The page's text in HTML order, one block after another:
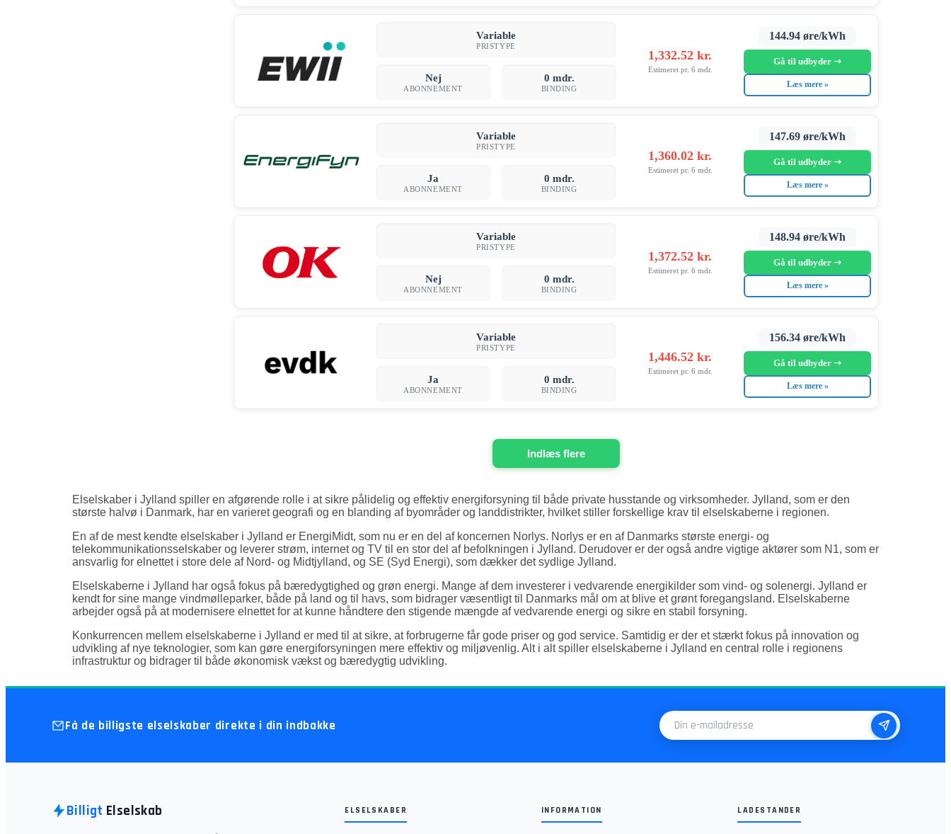
Variable
PRISTYPE
Nej
ABONNEMENT
0 mdr.
BINDING
1,332.52 kr.
Estimeret pr. 6 mdr.
144.94 øre/kWh
Gå til udbyder ➝
Læs mere »
Variable
PRISTYPE
Ja
ABONNEMENT
0 mdr.
BINDING
1,360.02 kr.
Estimeret pr. 6 mdr.
147.69 øre/kWh
Gå til udbyder ➝
Læs mere »
Variable
PRISTYPE
Nej
ABONNEMENT
0 mdr.
BINDING
1,372.52 kr.
Estimeret pr. 6 mdr.
148.94 øre/kWh
Gå til udbyder ➝
Læs mere »
Variable
PRISTYPE
Ja
ABONNEMENT
0 mdr.
BINDING
1,446.52 kr.
Estimeret pr. 6 mdr.
156.34 øre/kWh
Gå til udbyder ➝
Læs mere »
Indlæs flere
Elselskaber i Jylland spiller en afgørende rolle i at sikre pålidelig og effektiv energiforsyning til både private husstande og virksomheder. Jylland, som er den
største halvø i Danmark, har en varieret geografi og en blanding af byområder og landdistrikter, hvilket stiller forskellige krav til elselskaberne i regionen.
En af de mest kendte elselskaber i Jylland er EnergiMidt, som nu er en del af koncernen Norlys. Norlys er en af Danmarks største energi- og
telekommunikationsselskaber og leverer strøm, internet og TV til en stor del af befolkningen i Jylland. Derudover er der også andre vigtige aktører som N1, som er
ansvarlig for elnettet i store dele af Nord- og Midtjylland, og SE (Syd Energi), som dækker det sydlige Jylland.
Elselskaberne i Jylland har også fokus på bæredygtighed og grøn energi. Mange af dem investerer i vedvarende energikilder som vind- og solenergi. Jylland er
kendt for sine mange vindmølleparker, både på land og til havs, som bidrager væsentligt til Danmarks mål om at blive et grønt foregangsland. Elselskaberne
arbejder også på at modernisere elnettet for at kunne håndtere den stigende mængde af vedvarende energi og sikre en stabil forsyning.
Konkurrencen mellem elselskaberne i Jylland er med til at sikre, at forbrugerne får gode priser og god service. Samtidig er der et stærkt fokus på innovation og
udvikling af nye teknologier, som kan gøre energiforsyningen mere effektiv og miljøvenlig. Alt i alt spiller elselskaberne i Jylland en central rolle i regionens
infrastruktur og bidrager til både økonomisk vækst og bæredygtig udvikling.
Få de billigste elselskaber direkte i din indbakke E-mailadresse
Billigt Elselskab ELSELSKABER INFORMATION LADESTANDER